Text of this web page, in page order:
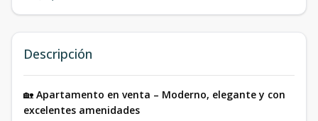
Descripción
🏡 Apartamento en venta – Moderno, elegante y con
excelentes amenidades